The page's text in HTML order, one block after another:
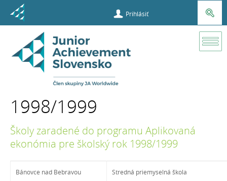
Prihlásiť
1998/1999
Školy zaradené do programu Aplikovaná
ekonómia pre školský rok 1998/1999
Bánovce nad Bebravou Stredná priemyselná škola